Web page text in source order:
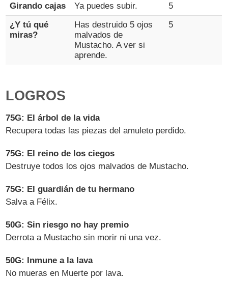
Girando cajas Ya puedes subir.
5
¿Y tú qué
miras?
Has destruido 5 ojos
malvados de
Mustacho. A ver si
aprende.
5
LOGROS
75G: El árbol de la vida
Recupera todas las piezas del amuleto perdido.
75G: El reino de los ciegos
Destruye todos los ojos malvados de Mustacho.
75G: El guardián de tu hermano
Salva a Félix.
50G: Sin riesgo no hay premio
Derrota a Mustacho sin morir ni una vez.
50G: Inmune a la lava
No mueras en Muerte por lava.